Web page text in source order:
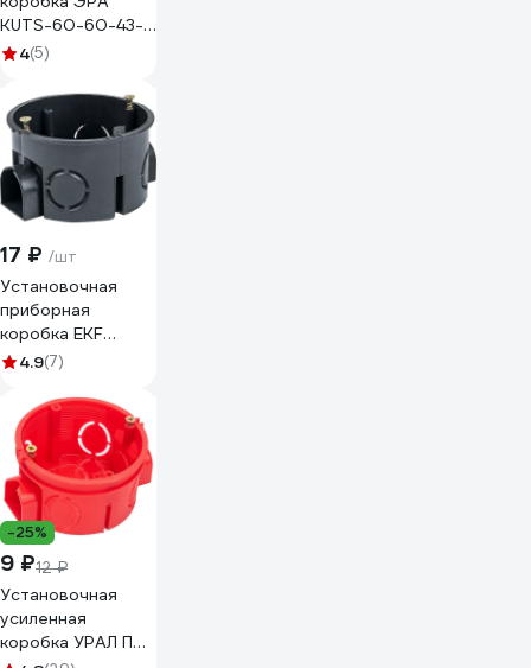
KUTS-60-60-43-
s-black усиленная
черная Б0052723
4(5)
17 ₽ /шт
Установочная
приборная
коробка EKF
КМТ-010-044 со
узлами и
саморезами для
твердых стен
71х42 PROxima
plc-kmt-010-044-
r
4.9(7)
-25%
9 ₽12 ₽
Установочная
усиленная
коробка УРАЛ ПАК